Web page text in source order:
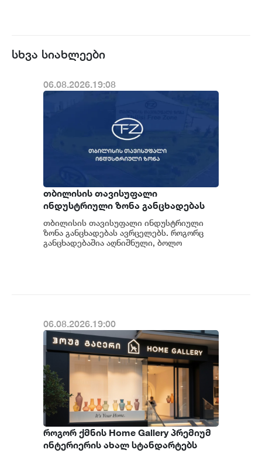
სხვა სიახლეები
06.08.2026.19:08
თბილისის თავისუფალი
ინდუსტრიული ზონა განცხადებას
ავრცელებს
თბილისის თავისუფალი ინდუსტრიული
ზონა განცხადებას ავრცელებს. როგორც
განცხადებაშია აღნიშნული, ბოლო
06.08.2026.19:00
როგორ ქმნის Home Gallery პრემიუმ
ინტერიერის ახალ სტანდარტებს